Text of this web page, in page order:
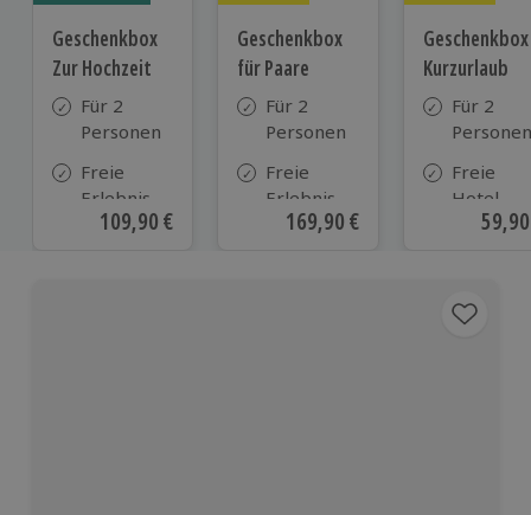
Geschenkbox
Zur Hochzeit
Für 2
Personen
Freie
Erlebnis-
Auswahl
Aktueller Preis
109,90 €
Geschenkbox
für Paare
Für 2
Personen
Freie
Erlebnis-
Auswahl
Aktueller Preis
169,90 €
Geschenkbox
Kurzurlaub
Für 2
Personen
Freie
Hotel-
Auswahl